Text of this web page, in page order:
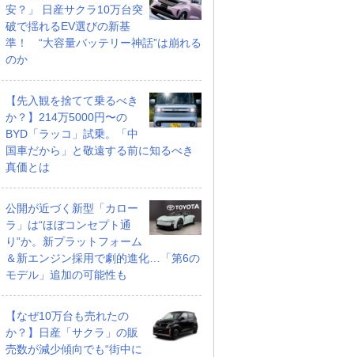
ブリッド
円
GT ハイブリッド
支払総額
391.0
安？」 日産サクラ10万台突
破で揺れるEV選びの新基
準！ “大容量バッテリー神話”は崩れる
のか
【先入観を捨てて乗るべき
か？】214万5000円〜の
BYD「ラッコ」試乗。「中
国車だから」と敬遠する前に知るべき
真価とは
公開が近づく新型「カロー
ラ」は“ほぼコンセプト通
り”か。新プラットフォーム
＆新エンジン採用で劇的進化…「第6の
モデル」追加の可能性も
【なぜ10万台も売れたの
か？】日産「サクラ」の販
売数が減少傾向でも“街中に